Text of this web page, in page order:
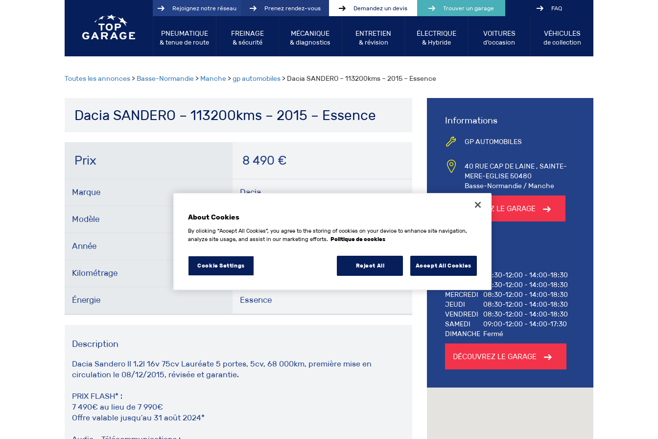
Rejoignez notre réseau Prenez rendez-vous Demandez un devis Trouver un garage FAQ
PNEUMATIQUE
& tenue de route
FREINAGE
& sécurité
MÉCANIQUE
& diagnostics
ENTRETIEN
& révision
ÉLECTRIQUE
& Hybride
VOITURES
d’occasion
VÉHICULES
de collection
Toutes les annonces > Basse-Normandie > Manche >gp automobiles > Dacia SANDERO – 113200kms – 2015 – Essence
Dacia SANDERO – 113200kms – 2015 – Essence
Prix 8 490 €
Marque Dacia
Modèle
Année
Kilométrage 113200 km
Énergie Essence
Description
Dacia Sandero II 1.2l 16v 75cv Lauréate 5 portes, 5cv, 68 000km, première mise en
circulation le 08/12/2015, révisée et garantie.
PRIX FLASH* :
7 490€ au lieu de 7 990€
Offre valable jusqu'au 31 août 2024*
Informations
GP AUTOMOBILES
40 RUE CAP DE LAINE , SAINTE-
MERE-EGLISE 50480
Basse-Normandie / Manche
CONTACTEZ LE GARAGE
Horaires
LUNDI
08:30-12:00 - 14:00-18:30
08:30-12:00 - 14:00-18:30
MERCREDI
08:30-12:00 - 14:00-18:30
JEUDI
08:30-12:00 - 14:00-18:30
VENDREDI
08:30-12:00 - 14:00-18:30
SAMEDI
09:00-12:00 - 14:00-17:30
DIMANCHE Fermé
DÉCOUVREZ LE GARAGE
About Cookies
By clicking “Accept All Cookies”, you agree to the storing of cookies on your device to enhance site navigation,
analyze site usage, and assist in our marketing efforts. Politique de cookies
Cookie Settings Reject All Accept All Cookies